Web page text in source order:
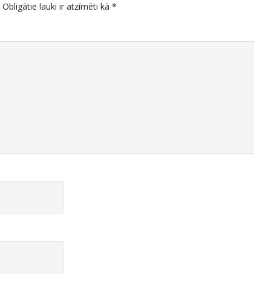
Obligātie lauki ir atzīmēti kā *